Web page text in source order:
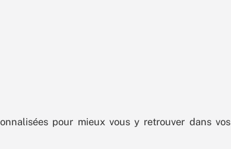
pour mieux vous y retrouver dans vos